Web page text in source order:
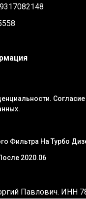
Фильтра На Турбо
2020.06
Павлович. ИНН